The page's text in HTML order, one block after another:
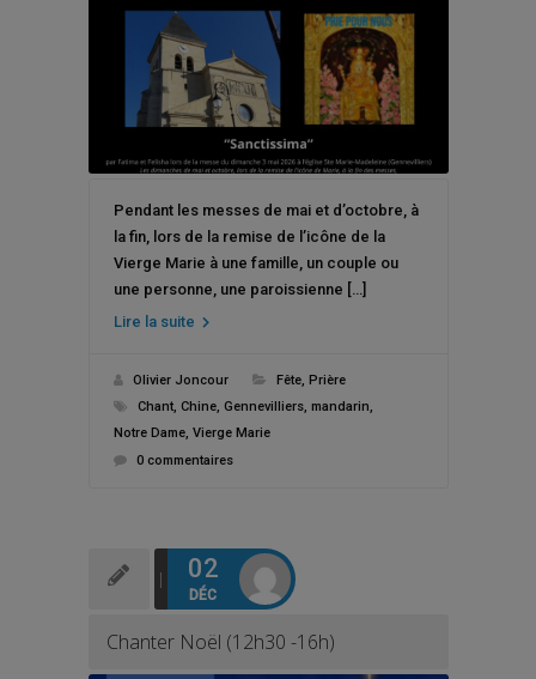
Pendant les messes de mai et d’octobre, à
la fin, lors de la remise de l’icône de la
Vierge Marie à une famille, un couple ou
une personne, une paroissienne […]
Lire la suite
Olivier Joncour Fête, Prière
Chant, Chine, Gennevilliers, mandarin,
Notre Dame, Vierge Marie
0 commentaires
02
DÉC
Chanter Noël (12h30 -16h)
14-15 août ASSOMPTION
Ceci fermera dans